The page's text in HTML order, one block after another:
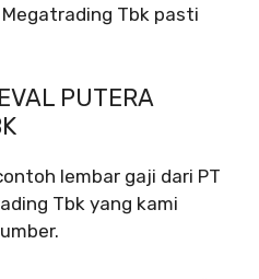
Tbk pasti
PUTERA
lembar gaji dari PT
Tbk yang kami